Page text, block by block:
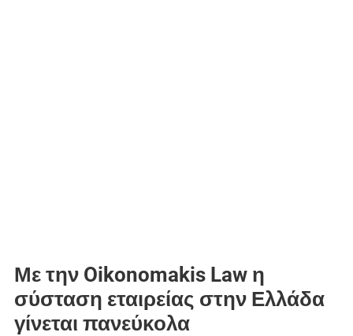
Με την Oikonomakis Law η
σύσταση εταιρείας στην Ελλάδα
γίνεται πανεύκολα